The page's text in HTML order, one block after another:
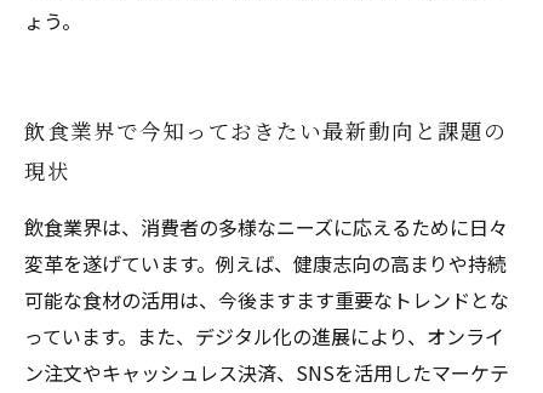
ょう。
飲食業界で今知っておきたい最新動向と課題の
現状
飲食業界は、消費者の多様なニーズに応えるために日々
変革を遂げています。例えば、健康志向の高まりや持続
可能な食材の活用は、今後ますます重要なトレンドとな
っています。また、デジタル化の進展により、オンライ
ン注文やキャッシュレス決済、SNSを活用したマーケテ